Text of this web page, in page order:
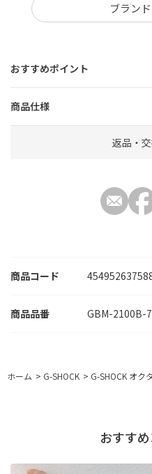
商品コード
GBM-2100B-
ブラン
おすすめポイント
商品仕様
返品・
ホーム > G-SHOCK > G-SHOCK オク
おすす